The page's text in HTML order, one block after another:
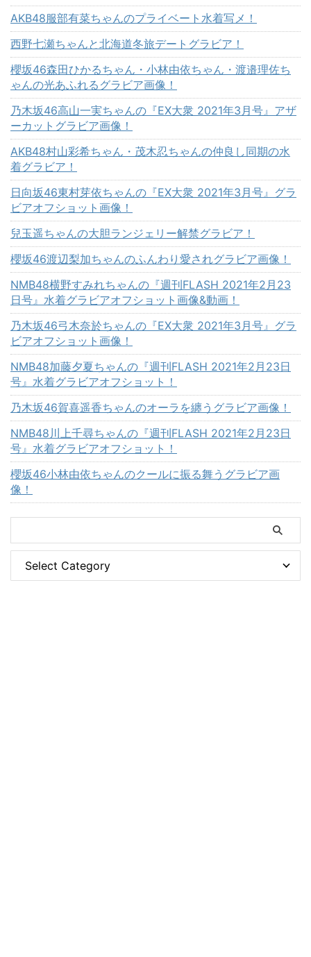
AKB48服部有菜ちゃんのプライベート水着写メ！
西野七瀬ちゃんと北海道冬旅デートグラビア！
櫻坂46森田ひかるちゃん・小林由依ちゃん・渡邉理佐ち
ゃんの光あふれるグラビア画像！
乃木坂46高山一実ちゃんの『EX大衆 2021年3月号』アザ
ーカットグラビア画像！
AKB48村山彩希ちゃん・茂木忍ちゃんの仲良し同期の水
着グラビア！
日向坂46東村芽依ちゃんの『EX大衆 2021年3月号』グラ
ビアオフショット画像！
兒玉遥ちゃんの大胆ランジェリー解禁グラビア！
櫻坂46渡辺梨加ちゃんのふんわり愛されグラビア画像！
NMB48横野すみれちゃんの『週刊FLASH 2021年2月23
日号』水着グラビアオフショット画像&動画！
乃木坂46弓木奈於ちゃんの『EX大衆 2021年3月号』グラ
ビアオフショット画像！
NMB48加藤夕夏ちゃんの『週刊FLASH 2021年2月23日
号』水着グラビアオフショット！
乃木坂46賀喜遥香ちゃんのオーラを纏うグラビア画像！
NMB48川上千尋ちゃんの『週刊FLASH 2021年2月23日
号』水着グラビアオフショット！
櫻坂46小林由依ちゃんのクールに振る舞うグラビア画
像！